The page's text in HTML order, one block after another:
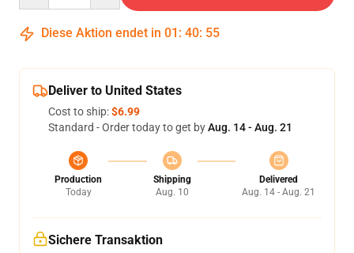
Diese Aktion endet in 01 : 40: 54
Deliver to United States
Cost to ship:$6.99
Standard - Order today to get byAug. 14 - Aug. 21
Production
Today
Shipping
Aug. 10
Delivered
Aug. 14 - Aug. 21
Sichere Transaktion